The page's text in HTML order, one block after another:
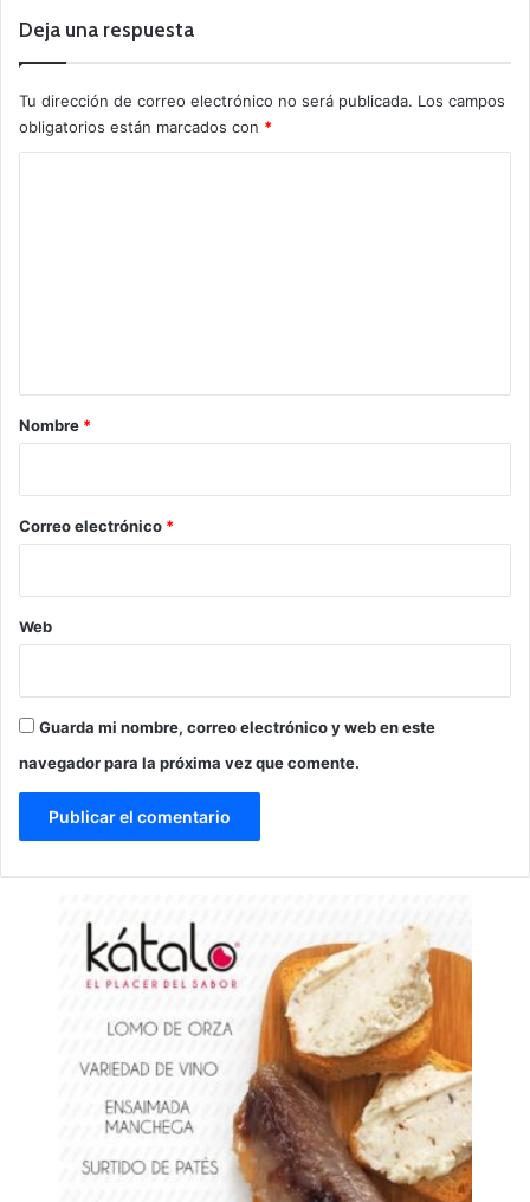
Deja una respuesta
Tu dirección de correo electrónico no será publicada. Los campos
obligatorios están marcados con *
r
*
Nombre *
Correo electrónico *
Web
Guarda mi nombre, correo electrónico y web en este
navegador para la próxima vez que comente.